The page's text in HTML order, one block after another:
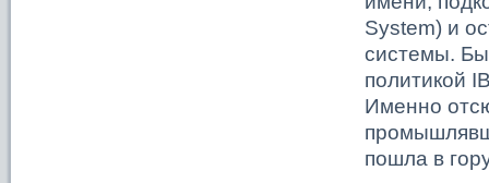
System) и
системы.
политикой
Именно
пошла в